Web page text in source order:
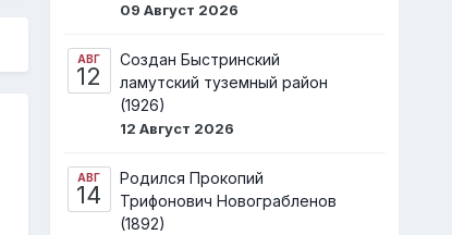
09 Август 2026
АВГ
12
Создан Быстринский
ламутский туземный район
(1926)
12 Август 2026
АВГ
14
Родился Прокопий
Трифонович Новограбленов
(1892)